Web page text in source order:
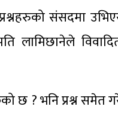
संसदमा
लामिछानेले
छ ? भनि प्रश्न समेत